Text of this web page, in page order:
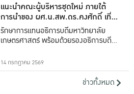
แนะนำคณะผู้บริหารชุดใหม่ ภายใต้
การนำของ ผศ.น.สพ.ดร.คงศักดิ์ เที่ยง
ธรรม
รักษาการแทนอธิการบดีมหาวิทยาลัย
เกษตรศาสตร์ พร้อมด้วยรองอธิการบดีทั้ง
14 กรกฎาคม 2569
ข่าวทั้งหมด